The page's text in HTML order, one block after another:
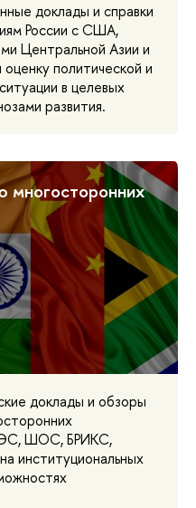
доклады и справки
России с США,
Центральной Азии и
политической и
в целевых
развития.
многосторонних
доклады и обзоры
ШОС, БРИКС,
институциональных